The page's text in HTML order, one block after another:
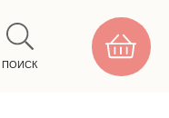
ПОИСК